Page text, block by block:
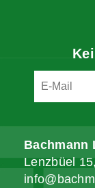
Bachmann
Lenzbüel